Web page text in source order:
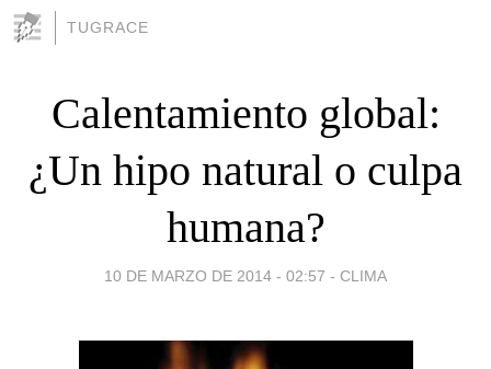
TUGRACE
Calentamiento global:
¿Un hipo natural o culpa
humana?
10 DE MARZO DE 2014 - 02:57 - CLIMA